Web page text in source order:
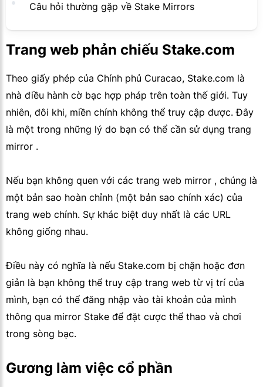
Câu hỏi thường gặp về Stake Mirrors
Trang web phản chiếu Stake.com
Theo giấy phép của Chính phủ Curacao, Stake.com là
nhà điều hành cờ bạc hợp pháp trên toàn thế giới. Tuy
nhiên, đôi khi, miền chính không thể truy cập được. Đây
là một trong những lý do bạn có thể cần sử dụng trang
mirror .
Nếu bạn không quen với các trang web mirror , chúng là
một bản sao hoàn chỉnh (một bản sao chính xác) của
trang web chính. Sự khác biệt duy nhất là các URL
không giống nhau.
Điều này có nghĩa là nếu Stake.com bị chặn hoặc đơn
giản là bạn không thể truy cập trang web từ vị trí của
mình, bạn có thể đăng nhập vào tài khoản của mình
thông qua mirror Stake để đặt cược thể thao và chơi
trong sòng bạc.
Gương làm việc cổ phần